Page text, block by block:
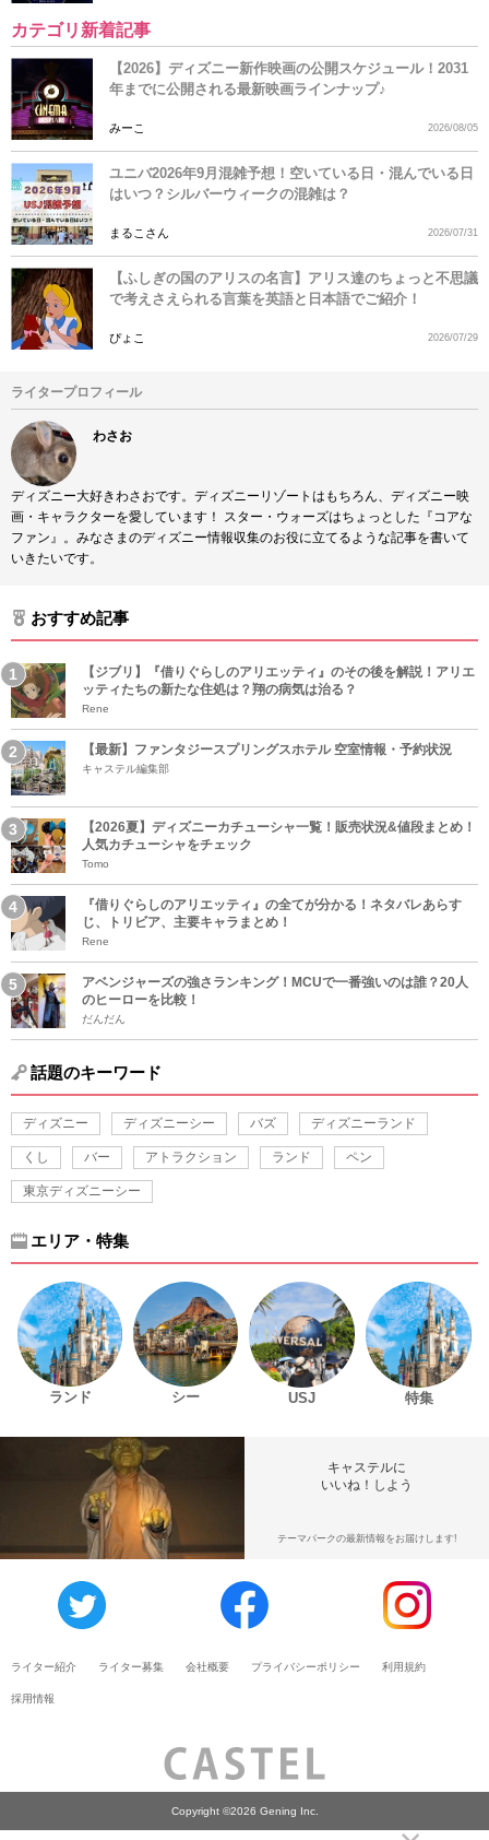
カテゴリ新着記事
【2026】ディズニー新作映画の公開スケジュール！2031
年までに公開される最新映画ラインナップ♪
みーこ 2026/08/05
ユニバ2026年9月混雑予想！空いている日・混んでいる日
はいつ？シルバーウィークの混雑は？
まるこさん 2026/07/31
【ふしぎの国のアリスの名言】アリス達のちょっと不思議
で考えさえられる言葉を英語と日本語でご紹介！
ぴょこ 2026/07/29
ライタープロフィール
わさお
ディズニー大好きわさおです。ディズニーリゾートはもちろん、ディズニー映
画・キャラクターを愛しています！ スター・ウォーズはちょっとした『コアな
ファン』。みなさまのディズニー情報収集のお役に立てるような記事を書いて
いきたいです。
おすすめ記事
【ジブリ】『借りぐらしのアリエッティ』のその後を解説！アリエ
ッティたちの新たな住処は？翔の病気は治る？
Rene
【最新】ファンタジースプリングスホテル 空室情報・予約状況
キャステル編集部
【2026夏】ディズニーカチューシャ一覧！販売状況&値段まとめ！
人気カチューシャをチェック
Tomo
『借りぐらしのアリエッティ』の全てが分かる！ネタバレあらす
じ、トリビア、主要キャラまとめ！
Rene
アベンジャーズの強さランキング！MCUで一番強いのは誰？20人
のヒーローを比較！
だんだん
話題のキーワード
ディズニー ディズニーシー バズ ディズニーランド
くし バー アトラクション ランド ペン
東京ディズニーシー
エリア・特集
ランド シー USJ 特集
キャステルに
いいね！しよう
テーマパークの最新情報をお届けします!
ライター紹介 ライター募集 会社概要 プライバシーポリシー 利用規約
採用情報
Copyright ©2026 Gening Inc.